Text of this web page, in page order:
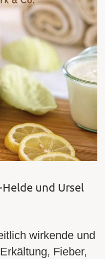
und Ursel
wirkende und
Fieber,